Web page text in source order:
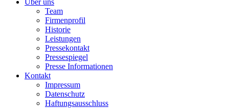
Über uns
Team
Firmenprofil
Historie
Leistungen
Pressekontakt
Pressespiegel
Presse Informationen
Kontakt
Impressum
Datenschutz
Haftungsausschluss